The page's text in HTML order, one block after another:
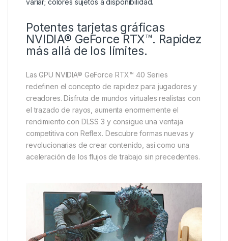
Potentes tarjetas gráficas
NVIDIA® GeForce RTX™. Rapidez
más allá de los límites.
Las GPU NVIDIA® GeForce RTX™ 40 Series
redefinen el concepto de rapidez para jugadores y
creadores. Disfruta de mundos virtuales realistas con
el trazado de rayos, aumenta enormemente el
rendimiento con DLSS 3 y consigue una ventaja
competitiva con Reflex. Descubre formas nuevas y
revolucionarias de crear contenido, así como una
aceleración de los flujos de trabajo sin precedentes.